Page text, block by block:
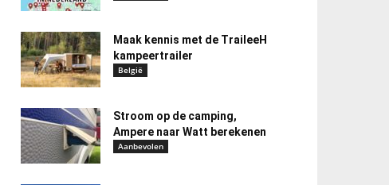
Maak kennis met de TraileeH
kampeertrailer
België
Stroom op de camping,
Ampere naar Watt berekenen
Aanbevolen